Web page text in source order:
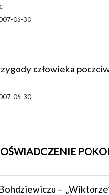
06-30
człowieka
06-30
–